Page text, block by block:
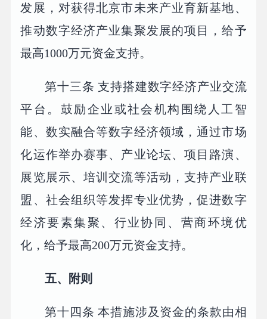
发展，对获得北京市未来产业育新基地、
推动数字经济产业集聚发展的项目，给予
最高1000万元资金支持。
第十三条 支持搭建数字经济产业交流
平台。鼓励企业或社会机构围绕人工智
能、数实融合等数字经济领域，通过市场
化运作举办赛事、产业论坛、项目路演、
展览展示、培训交流等活动，支持产业联
盟、社会组织等发挥专业优势，促进数字
经济要素集聚、行业协同、营商环境优
化，给予最高200万元资金支持。
五、附则
第十四条 本措施涉及资金的条款由相